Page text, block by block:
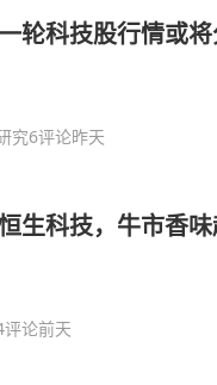
轮科技股行情或
究6评论昨天
生科技，牛市香味
评论前天